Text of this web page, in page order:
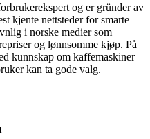
og er gründer av
kjente nettsteder for smarte
i norske medier som
og lønnsomme kjøp. På
kunnskap om kaffemaskiner
kan ta gode valg.